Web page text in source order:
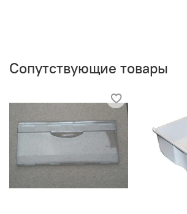
Сопутствующие товары